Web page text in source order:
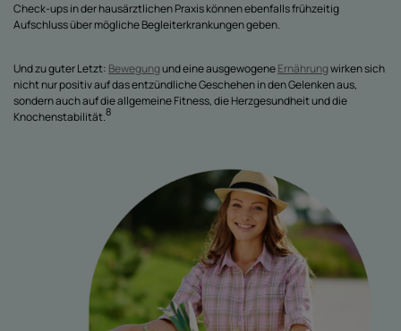
Check-ups in der hausärztlichen Praxis können ebenfalls frühzeitig
Aufschluss über mögliche Begleiterkrankungen geben.
Und zu guter Letzt: Bewegungund eine ausgewogeneErnährungwirken sich
nicht nur positiv auf das entzündliche Geschehen in den Gelenken aus,
sondern auch auf die allgemeine Fitness, die Herzgesundheit und die
Knochenstabilität.8